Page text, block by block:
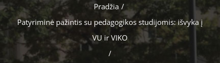
Pradžia /
Patyriminė pažintis su pedagogikos studijomis: išvyka į
VU ir VIKO
/